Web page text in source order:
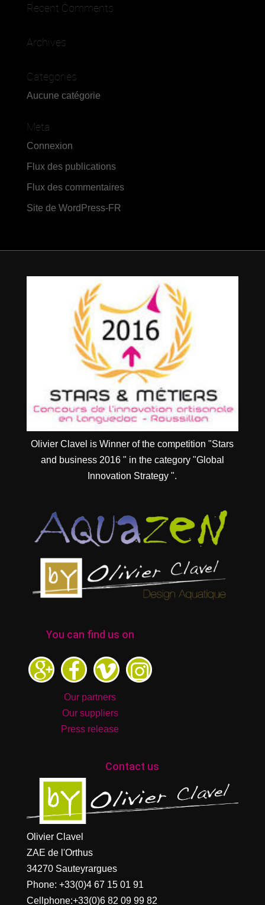
Recent Comments
Archives
Categories
Aucune catégorie
Meta
Connexion
Flux des publications
Flux des commentaires
Site de WordPress-FR
Olivier Clavel is Winner of the competition "Stars
and business 2016 " in the category "Global
Innovation Strategy ".
You can find us on
Our partners
Our suppliers
Press release
Contact us
Olivier Clavel
ZAE de l'Orthus
34270 Sauteyrargues
Phone: +33(0)4 67 15 01 91
Cellphone:+33(0)6 82 09 99 82